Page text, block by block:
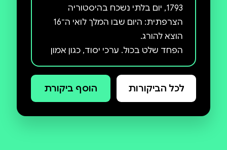
1793, יום בלתי נשכח בהיסטוריה
הצרפתית: היום שבו המלך לואי ה־16
הפחד שלט בכול. ערכי יסוד, כגון אמון
בין אנשים ונדיבות לב פסו מן העולם.
המלך הוצא להורג ונערפו גם ראשיהם
של אצילים מונרכיסטים, של כמרים
לכל הביקורות הוסף ביקורת